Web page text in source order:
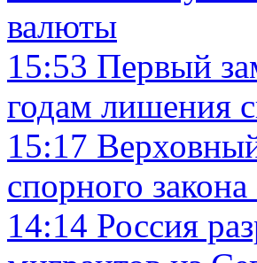
валюты
15:53 Первый
годам лишения
15:17
спорного
14:14 Россия